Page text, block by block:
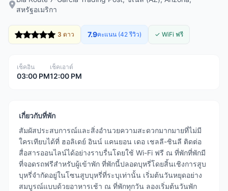
สหรัฐอเมริกา
3 ดาว 7.9คะแนน (42 รีวิว) ✓ WiFi ฟรี
เช็คอิน
03:00 PM
เช็คเอาต์
12:00 PM
เกี่ยวกับที่พัก
สัมผัสประสบการณ์และสิ่งอำนวยความสะดวกมากมายที่ไม่มี
ใครเทียบได้ที่ ฮอลิเดย์ อินน์ แคนยอน เดอ เชลลี-ชินลี ติดต่อ
สื่อสารออนไลน์ได้อย่างราบรื่นโดยใช้ Wi-Fi ฟรี ณ ที่พักที่พักมี
ที่จอดรถฟรีสำหรับผู้เข้าพัก ที่พักนี้ปลอดบุหรี่โดยสิ้นเชิงการสูบ
บุหรี่จำกัดอยู่ในโซนสูบบุหรี่ที่ระบุเท่านั้น เริ่มต้นวันหยุดอย่าง
สมบูรณ์แบบด้วยอาหารเช้า ณ ที่พักทุกวัน ลองเริ่มต้นวันพัก